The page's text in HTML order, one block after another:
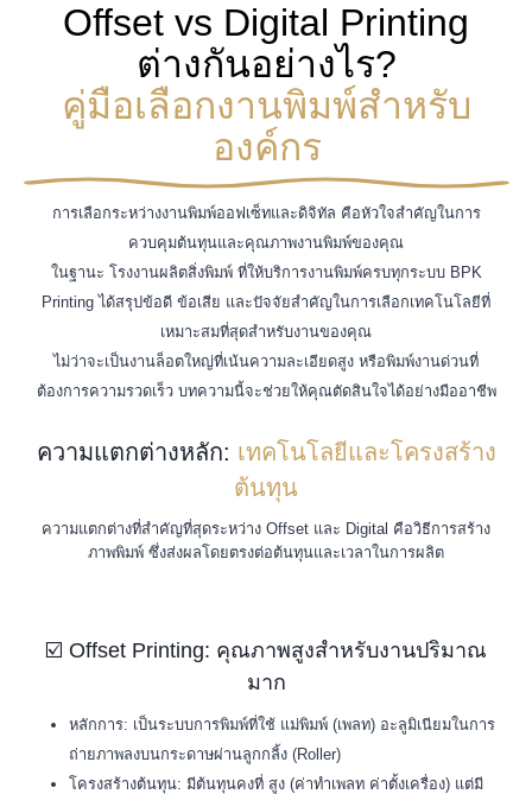
Offset vs Digital Printing
ต่างกันอย่างไร?
คู่มือเลือกงานพิมพ์สำหรับ
องค์กร
การเลือกระหว่างงานพิมพ์ออฟเซ็ทและดิจิทัล คือหัวใจสำคัญในการ
ควบคุมต้นทุนและคุณภาพงานพิมพ์ของคุณ
ในฐานะ โรงงานผลิตสิ่งพิมพ์ ที่ให้บริการงานพิมพ์ครบทุกระบบ BPK
Printing ได้สรุปข้อดี ข้อเสีย และปัจจัยสำคัญในการเลือกเทคโนโลยีที่
เหมาะสมที่สุดสำหรับงานของคุณ
ไม่ว่าจะเป็นงานล็อตใหญ่ที่เน้นความละเอียดสูง หรือพิมพ์งานด่วนที่
ต้องการความรวดเร็ว บทความนี้จะช่วยให้คุณตัดสินใจได้อย่างมืออาชีพ
ความแตกต่างหลัก: เทคโนโลยีและโครงสร้าง
ต้นทุน
ความแตกต่างที่สำคัญที่สุดระหว่าง Offset และ Digital คือวิธีการสร้าง
ภาพพิมพ์ ซึ่งส่งผลโดยตรงต่อต้นทุนและเวลาในการผลิต
☑️ Offset Printing: คุณภาพสูงสำหรับงานปริมาณ
มาก
หลักการ: เป็นระบบการพิมพ์ที่ใช้ แม่พิมพ์ (เพลท) อะลูมิเนียมในการ
ถ่ายภาพลงบนกระดาษผ่านลูกกลิ้ง (Roller)
โครงสร้างต้นทุน: มีต้นทุนคงที่ สูง (ค่าทำเพลท ค่าตั้งเครื่อง) แต่มี